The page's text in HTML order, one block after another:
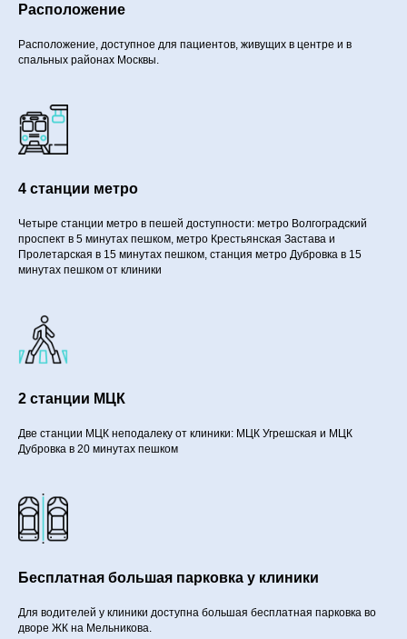
Расположение
Расположение, доступное для пациентов, живущих в центре и в
спальных районах Москвы.
4 станции метро
Четыре станции метро в пешей доступности: метро Волгоградский
проспект в 5 минутах пешком, метро Крестьянская Застава и
Пролетарская в 15 минутах пешком, станция метро Дубровка в 15
минутах пешком от клиники
2 станции МЦК
Две станции МЦК неподалеку от клиники: МЦК Угрешская и МЦК
Дубровка в 20 минутах пешком
Бесплатная большая парковка у клиники
Для водителей у клиники доступна большая бесплатная парковка во
дворе ЖК на Мельникова.